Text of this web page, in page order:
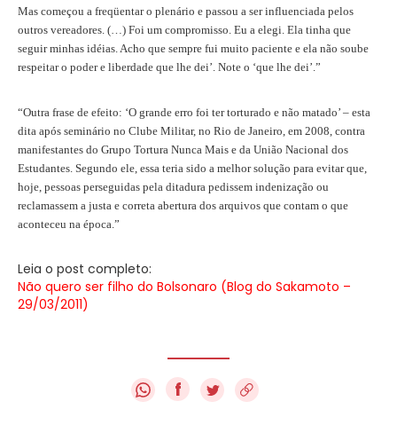
Mas começou a freqüentar o plenário e passou a ser influenciada pelos
outros vereadores. (…) Foi um compromisso. Eu a elegi. Ela tinha que
seguir minhas idéias. Acho que sempre fui muito paciente e ela não soube
respeitar o poder e liberdade que lhe dei’. Note o ‘que lhe dei’.”
“Outra frase de efeito: ‘O grande erro foi ter torturado e não matado’ – esta
dita após seminário no Clube Militar, no Rio de Janeiro, em 2008, contra
manifestantes do Grupo Tortura Nunca Mais e da União Nacional dos
Estudantes. Segundo ele, essa teria sido a melhor solução para evitar que,
hoje, pessoas perseguidas pela ditadura pedissem indenização ou
reclamassem a justa e correta abertura dos arquivos que contam o que
aconteceu na época.”
Leia o post completo:
Não quero ser filho do Bolsonaro (Blog do Sakamoto –
29/03/2011)
f